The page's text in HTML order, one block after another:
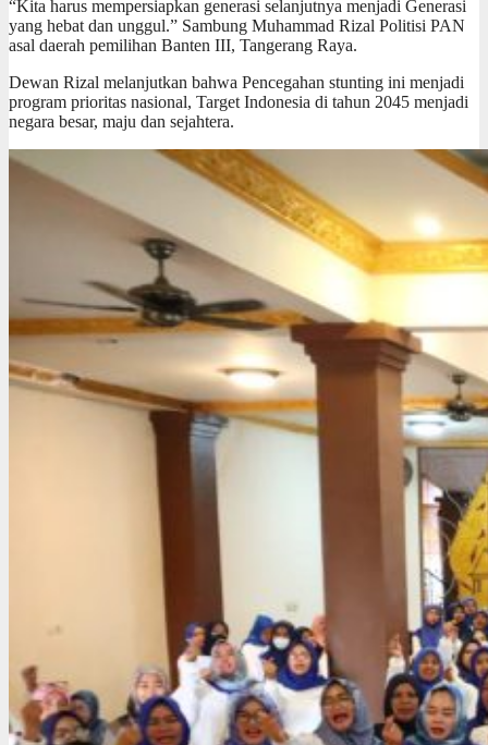
“Kita harus mempersiapkan generasi selanjutnya menjadi Generasi
yang hebat dan unggul.” Sambung Muhammad Rizal Politisi PAN
asal daerah pemilihan Banten III, Tangerang Raya.
Dewan Rizal melanjutkan bahwa Pencegahan stunting ini menjadi
program prioritas nasional, Target Indonesia di tahun 2045 menjadi
negara besar, maju dan sejahtera.